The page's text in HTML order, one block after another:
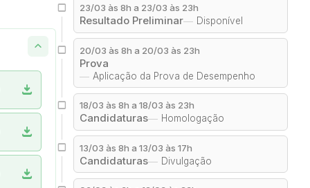
download
download
download
23/03 às 8h a 23/03 às 23h
Resultado Preliminar Disponível
20/03 às 8h a 20/03 às 23h
Prova
Aplicação da Prova de Desempenho
18/03 às 8h a 18/03 às 23h
Candidaturas Homologação
13/03 às 8h a 13/03 às 17h
Candidaturas Divulgação